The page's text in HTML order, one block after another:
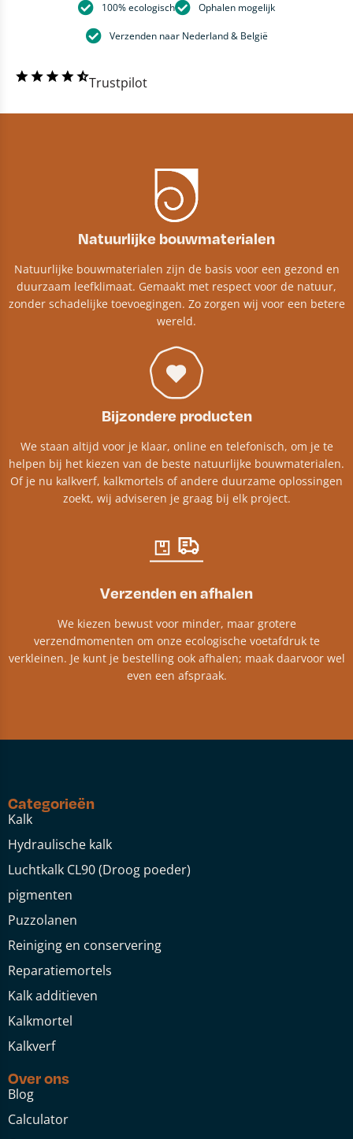
100% ecologisch Ophalen mogelijk
Verzenden naar Nederland & België
Trustpilot
Natuurlijke bouwmaterialen
Natuurlijke bouwmaterialen zijn de basis voor een gezond en
duurzaam leefklimaat. Gemaakt met respect voor de natuur,
zonder schadelijke toevoegingen. Zo zorgen wij voor een betere
wereld.
Bijzondere producten
We staan altijd voor je klaar, online en telefonisch, om je te
helpen bij het kiezen van de beste natuurlijke bouwmaterialen.
Of je nu kalkverf, kalkmortels of andere duurzame oplossingen
zoekt, wij adviseren je graag bij elk project.​
Verzenden en afhalen
We kiezen bewust voor minder, maar grotere
verzendmomenten om onze ecologische voetafdruk te
verkleinen. Je kunt je bestelling ook afhalen; maak daarvoor wel
even een afspraak.
Categorieën
Kalk
Hydraulische kalk
Luchtkalk CL90 (Droog poeder)
pigmenten
Puzzolanen
Reiniging en conservering
Reparatiemortels
Kalk additieven
Kalkmortel
Kalkverf
Over ons
Blog
Calculator